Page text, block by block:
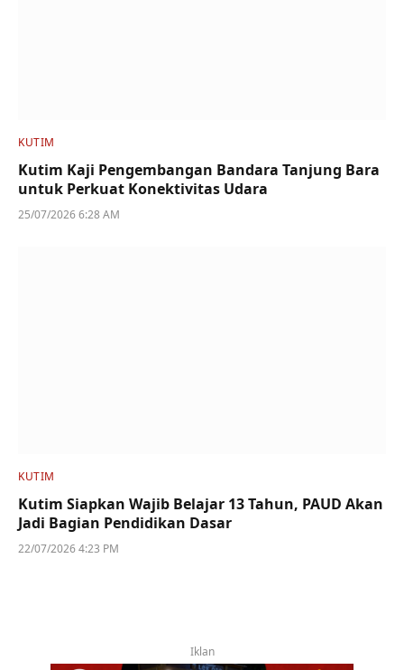
KUTIM
Kutim Kaji Pengembangan Bandara Tanjung Bara
untuk Perkuat Konektivitas Udara
25/07/2026 6:28 AM
KUTIM
Kutim Siapkan Wajib Belajar 13 Tahun, PAUD Akan
Jadi Bagian Pendidikan Dasar
22/07/2026 4:23 PM
Iklan